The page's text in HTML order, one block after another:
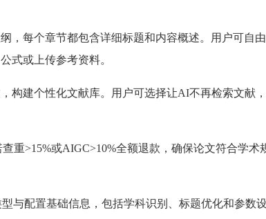
，每个章节都包含详细标题和内容概述。用户可自
式或上传参考资料。
构建个性化文献库。用户可选择让AI不再检索文献
查重>15%或AIGC>10%全额退款，确保论文符合学术
与配置基础信息，包括学科识别、标题优化和参数